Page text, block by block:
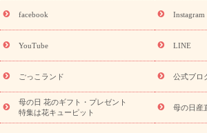
誕生日フラワーギフト 誕生日フラワーギフ
(トルコキキョウ)
9月の誕生花(リンドウ)
ら探す
お祝いの花特集 当日配達特急便
念日
結婚祝い 出産祝い 退院祝い・快
寿祝い
プチギフト ペットのお祝いフラ
facebook Instagram
YouTube LINE
ごっこランド 公式ブロ
母の日 花のギフト・プレゼント
特集は花キューピット
母の日産